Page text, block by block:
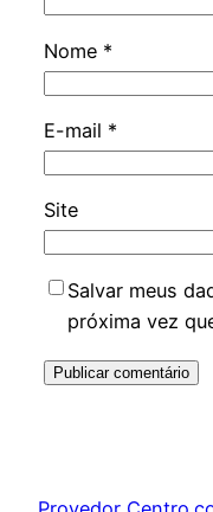
Nome *
E-mail *
Site
Salvar meus
próxima vez